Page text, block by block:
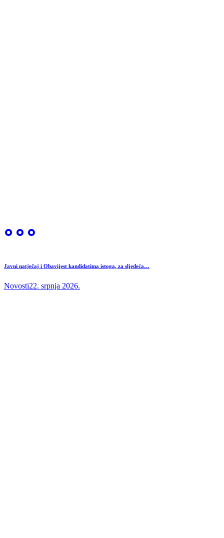
Javni natječaj i Obavijest kandidatima istoga, za sljedeća…
Novosti22. srpnja 2026.